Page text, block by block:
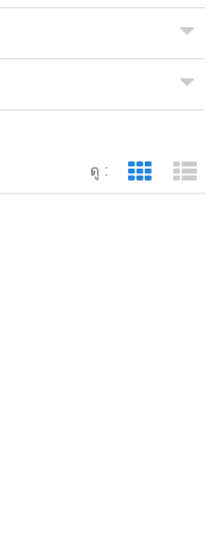
ดู : Grid View